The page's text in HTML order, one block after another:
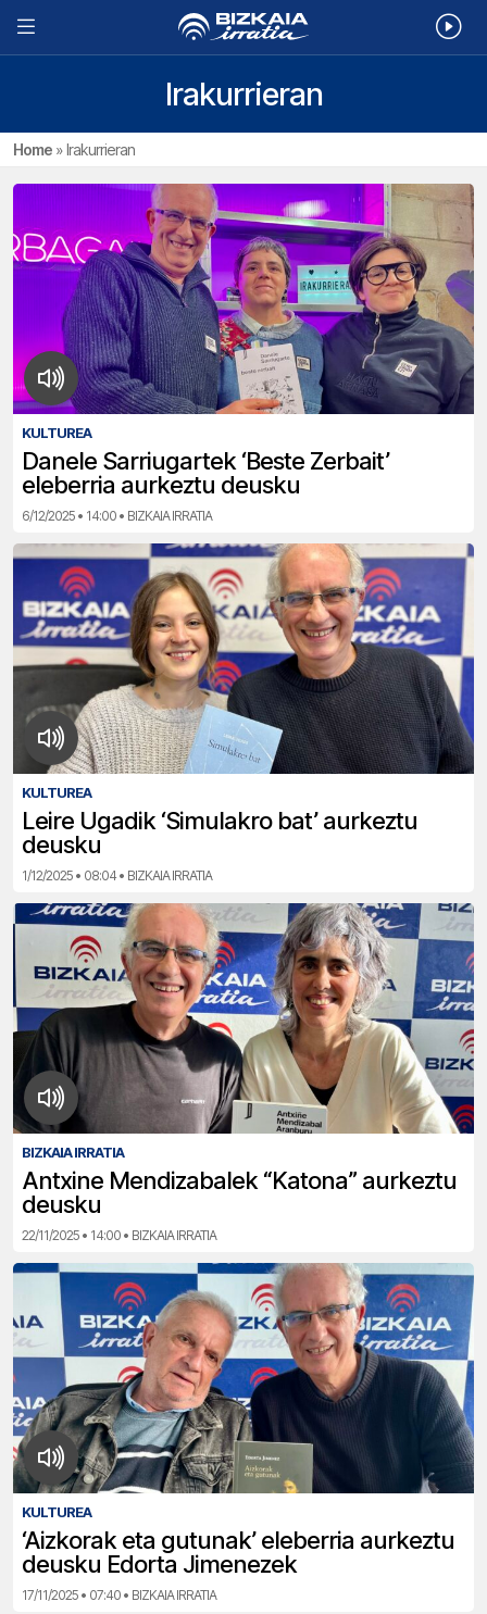
Irakurrieran
Home »Irakurrieran
KULTUREA
Danele Sarriugartek ‘Beste Zerbait’
eleberria aurkeztu deusku
6/12/2025 • 14:00 • BIZKAIA IRRATIA
KULTUREA
Leire Ugadik ‘Simulakro bat’ aurkeztu
deusku
1/12/2025 • 08:04 • BIZKAIA IRRATIA
BIZKAIA IRRATIA
Antxine Mendizabalek “Katona” aurkeztu
deusku
22/11/2025 • 14:00 • BIZKAIA IRRATIA
KULTUREA
‘Aizkorak eta gutunak’ eleberria aurkeztu
deusku Edorta Jimenezek
17/11/2025 • 07:40 • BIZKAIA IRRATIA